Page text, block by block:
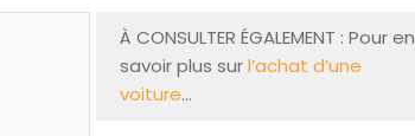
À CONSULTER ÉGALEMENT : Pour en
savoir plus surl’achat d’une
voiture…